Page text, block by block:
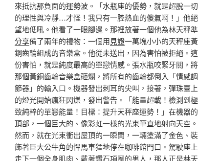
來抵抗那負面的運勢波。「水瓶座的優勢，就是超脫一切
的理性與冷靜…才怪！我只有一腔熱血的傻氣啊！」他絕
望地低吼。他看了一眼腳邊。那裡放著一個他為林天秤準
分享備了兩年的禮物：一個用見證一萬塊小小的天秤座黃
銅齒輪組成的音樂盒。他從未送出，因為害怕被拒絕。這
份害怕，就是純度最高的單戀情感。張水瓶咬緊牙關，將
那個黃銅齒輪音樂盒砸爛，將所有的齒輪都倒入「情感調
節器」的輸入口。機器發出刺耳的尖叫，接著，彈珠臺上
的燈光開始瘋狂閃爍，發出警告。「能量超載！檢測到極
致純粹的單戀能量！目標：提升天秤座運勢！」在機器的
頂部，一個巨大的、像彩虹一樣的光束筆直地射向天空。
然而，就在光束衝出屋頂的一瞬間，一輛塗滿了金色、裝
飾著巨大公牛角的悍馬車猛地停在咖啡館門口。駕駛座上
走下一個全身肌肉、戴著鑽石項圈的男人，那人正是林天